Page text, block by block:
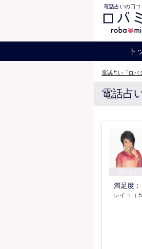
電話占いの口
ト
電話占い「ロバ
電話占
満足度：
レイコ（